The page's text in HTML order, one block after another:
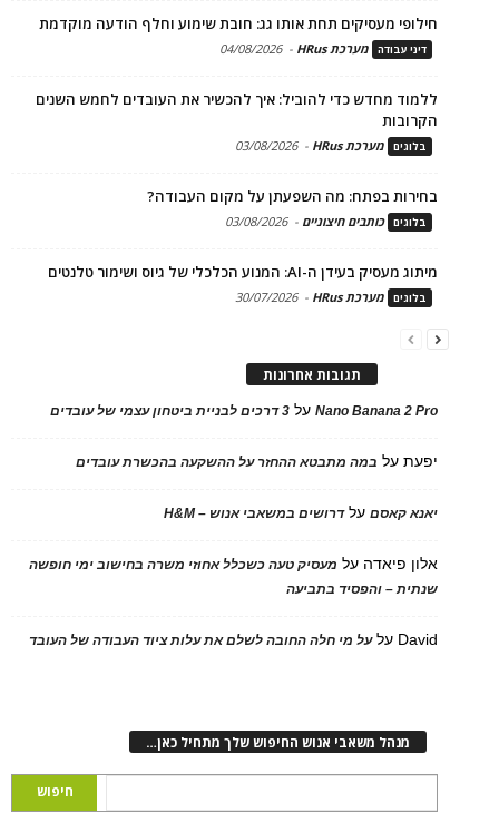
חילופי מעסיקים תחת אותו גג: חובת שימוע וחלף הודעה מוקדמת
דיני עבודה מערכת HRus -
04/08/2026
ללמוד מחדש כדי להוביל: איך להכשיר את העובדים לחמש השנים
הקרובות
בלוגים מערכת HRus -
03/08/2026
בחירות בפתח: מה השפעתן על מקום העבודה?
בלוגים כותבים חיצוניים -
03/08/2026
מיתוג מעסיק בעידן ה-AI: המנוע הכלכלי של גיוס ושימור טלנטים
בלוגים מערכת HRus -
30/07/2026
תגובות אחרונות
Nano Banana 2 Proעל 3 דרכים לבניית ביטחון עצמי של עובדים
יפעתעל במה מתבטא ההחזר על ההשקעה בהכשרת עובדים
יאנא קאסםעלדרושים במשאבי אנוש – H&M
אלון פיאדה על מעסיק טעה כשכלל אחוזי משרה בחישוב ימי חופשה
שנתית – והפסיד בתביעה
David עלעל מי חלה החובה לשלם את עלות ציוד העבודה של העובד
מנהל משאבי אנוש החיפוש שלך מתחיל כאן…